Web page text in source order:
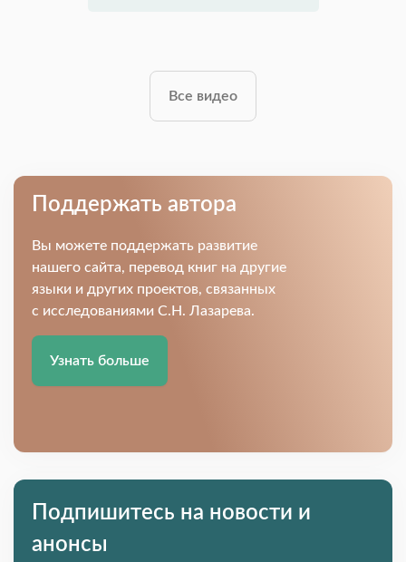
Все видео
Поддержать автора
Вы можете поддержать развитие
нашего сайта, перевод книг на другие
языки и других проектов, связанных
с исследованиями С.Н. Лазарева.
Узнать больше
Подпишитесь на новости и
анонсы